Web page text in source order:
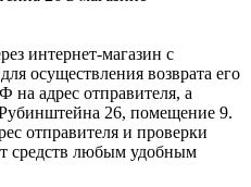
интернет-магазин с
осуществления возврата его
на адрес отправителя, а
26, помещение 9.
отправителя и проверки
средств любым удобным